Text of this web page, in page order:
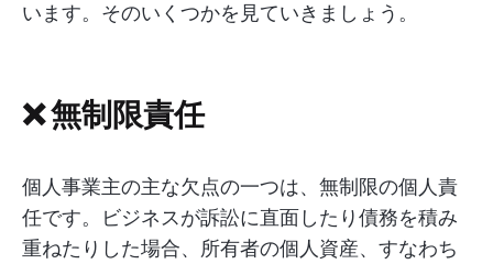
います。そのいくつかを見ていきましょう。
❌ 無制限責任
個人事業主の主な欠点の一つは、無制限の個人責
任です。ビジネスが訴訟に直面したり債務を積み
重ねたりした場合、所有者の個人資産、すなわち